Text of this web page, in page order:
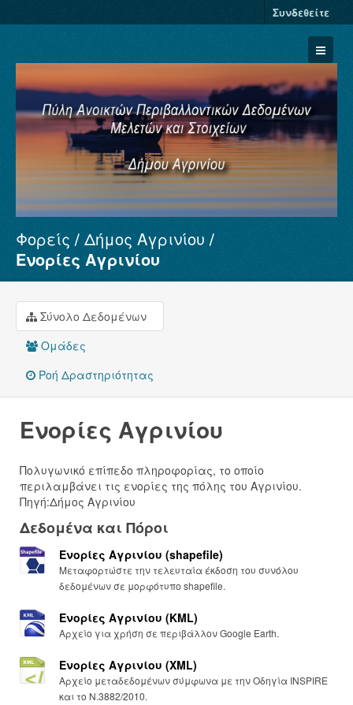
Συνδεθείτε
Σύνολα Δεδομένων
Φορείς
Σχετικά
Φορείς
Δήμος Αγρινίου
Ενορίες Αγρινίου
Σύνολο Δεδομένων
Ομάδες
Ροή Δραστηριότητας
Ενορίες Αγρινίου
Πολυγωνικό επίπεδο πληροφορίας, το οποίο
περιλαμβάνει τις ενορίες της πόλης του Αγρινίου.
Πηγή:Δήμος Αγρινίου
Δεδομένα και Πόροι
Ενορίες Αγρινίου (shapefile)
Μεταφορτώστε την τελευταία έκδοση του συνόλου
δεδομένων σε μορφότυπο shapefile.
Ενορίες Αγρινίου (KML)
Αρχείο για χρήση σε περιβάλλον Google Earth.
Ενορίες Αγρινίου (XML)
Αρχείο μεταδεδομένων σύμφωνα με την Οδηγία INSPIRE
και το Ν.3882/2010.